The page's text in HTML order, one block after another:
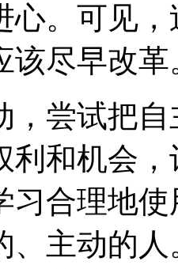
心。可见
该尽早改革
，尝试把
利和机会
习合理地
、主动的